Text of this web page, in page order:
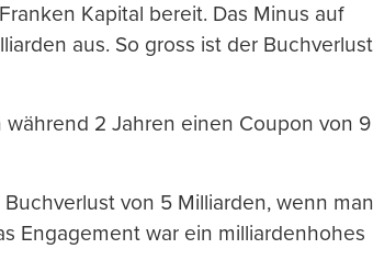
Kapital bereit. Das Minus auf
aus. So gross ist der Buchverlust
während 2 Jahren einen Coupon von 9
von 5 Milliarden, wenn man
Engagement war ein milliardenhohes